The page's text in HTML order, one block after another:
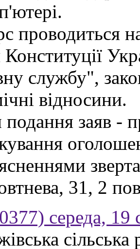
проводиться
Конституції
службу",
відносини.
подання заяв -
31, 2
середа, 19